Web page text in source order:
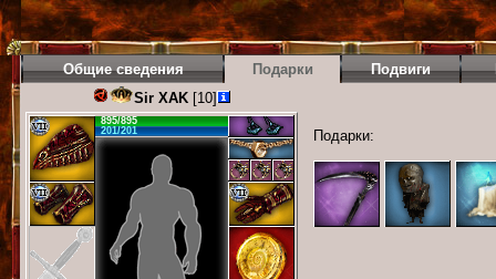
Общие сведения Подарки Подвиги
Sir XAK[10]
895/895
201/201
Подарки: